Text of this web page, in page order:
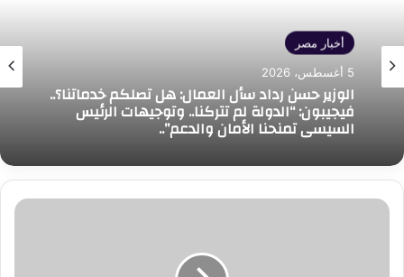
أخبار مصر
5 أغسطس، 2026
الوزير حسن رداد سأل العمال: هل تصلكم خدماتنا؟..
فيجيبون: “الدولة لم تتركنا.. وتوجيهات الرئيس
السيسي تمنحنا الأمان والدعم”..
وزارة